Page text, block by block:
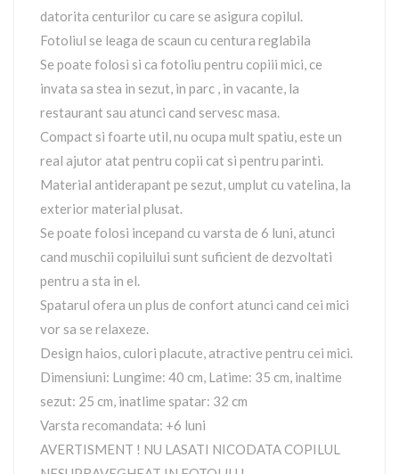
datorita centurilor cu care se asigura copilul.
Fotoliul se leaga de scaun cu centura reglabila
Se poate folosi si ca fotoliu pentru copiii mici, ce
invata sa stea in sezut, in parc , in vacante, la
restaurant sau atunci cand servesc masa.
Compact si foarte util, nu ocupa mult spatiu, este un
real ajutor atat pentru copii cat si pentru parinti.
Material antiderapant pe sezut, umplut cu vatelina, la
exterior material plusat.
Se poate folosi incepand cu varsta de 6 luni, atunci
cand muschii copiluilui sunt suficient de dezvoltati
pentru a sta in el.
Spatarul ofera un plus de confort atunci cand cei mici
vor sa se relaxeze.
Design haios, culori placute, atractive pentru cei mici.
Dimensiuni: Lungime: 40 cm, Latime: 35 cm, inaltime
sezut: 25 cm, inatlime spatar: 32 cm
Varsta recomandata: +6 luni
AVERTISMENT ! NU LASATI NICODATA COPILUL